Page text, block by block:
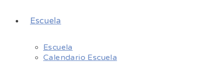
Escuela
Escuela
Calendario Escuela